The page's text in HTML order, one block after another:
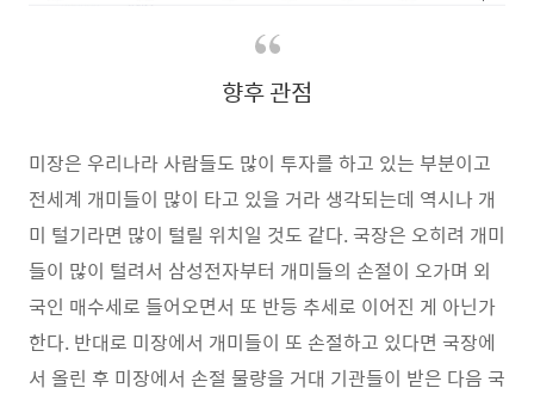
향후 관점
미장은 우리나라 사람들도 많이 투자를 하고 있는 부분이고
전세계 개미들이 많이 타고 있을 거라 생각되는데 역시나 개
미 털기라면 많이 털릴 위치일 것도 같다. 국장은 오히려 개미
들이 많이 털려서 삼성전자부터 개미들의 손절이 오가며 외
국인 매수세로 들어오면서 또 반등 추세로 이어진 게 아닌가
한다. 반대로 미장에서 개미들이 또 손절하고 있다면 국장에
서 올린 후 미장에서 손절 물량을 거대 기관들이 받은 다음 국